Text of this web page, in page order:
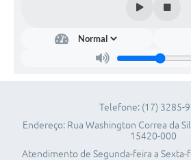
Telefone: (17) 3285-
Endereço: Rua Washington Correa da
15420-000
Atendimento de Segunda-feira a Sexta-